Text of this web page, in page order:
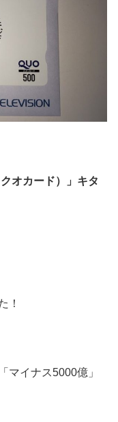
オカード）」キタ
！
マイナス5000億」